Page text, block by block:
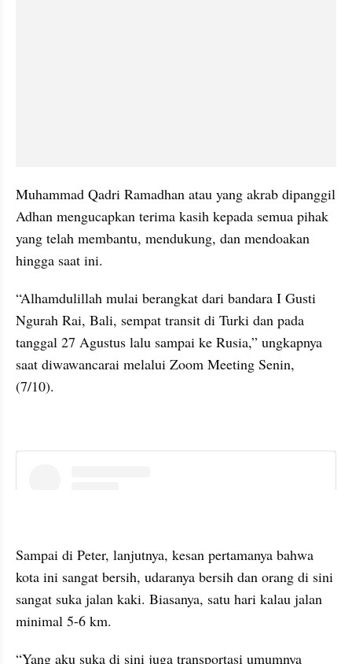
Muhammad Qadri Ramadhan atau yang akrab dipanggil
Adhan mengucapkan terima kasih kepada semua pihak
yang telah membantu, mendukung, dan mendoakan
hingga saat ini.
“Alhamdulillah mulai berangkat dari bandara I Gusti
Ngurah Rai, Bali, sempat transit di Turki dan pada
tanggal 27 Agustus lalu sampai ke Rusia,” ungkapnya
saat diwawancarai melalui Zoom Meeting Senin,
(7/10).
Sampai di Peter, lanjutnya, kesan pertamanya bahwa
kota ini sangat bersih, udaranya bersih dan orang di sini
sangat suka jalan kaki. Biasanya, satu hari kalau jalan
minimal 5-6 km.
“Yang aku suka di sini juga transportasi umumnya